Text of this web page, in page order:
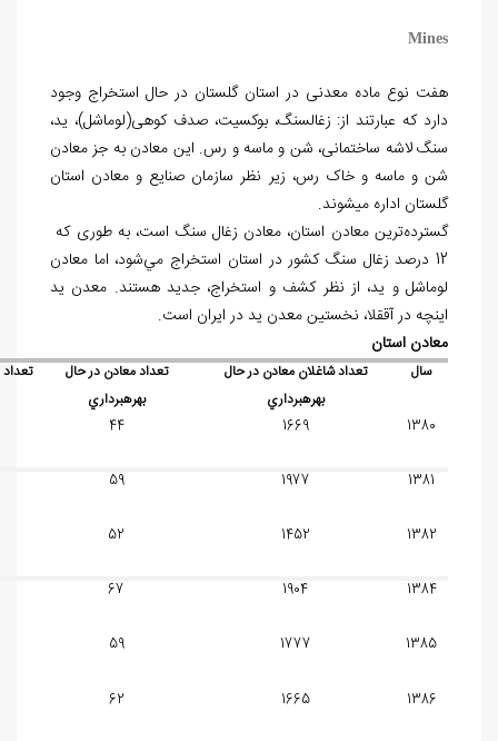
Mines
هفت نوع ماده معدنی در استان گلستان در حال استخراج وجود
دارد که عبارتند از: زغال‏سنگ، بوکسیت، صدف کوهی(لوماشل)، ید،
سنگ لاشه ساختمانی، شن و ماسه و رس. این معادن به جز معادن
شن و ماسه و خاک رس، زیر نظر سازمان صنایع و معادن استان
گلستان اداره می‏شوند.
گسترده‌ترین معادن استان، معادن زغال سنگ است، به طوری که
12 درصد زغال سنگ کشور در استان استخراج مي‌شود، اما معادن
لوماشل و ید، از نظر کشف و استخراج، جدید هستند. معدن ید
اینچه در آق‏قلا، نخستین معدن ید در ایران است.
معادن استان
سال
تعداد شاغلان معادن در حال
بهره‏برداري
تعداد معادن در حال
بهره‏برداري
1380
1669
44
1381
1977
59
1382
1452
52
1384
1904
67
1385
1777
59
1386
1665
62